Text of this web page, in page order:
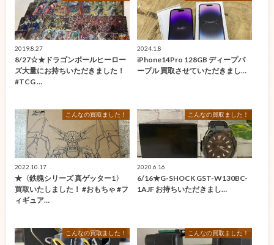
2019.8.27
8/27☆★ドラゴンボールヒーロー
ズ大量にお持ちいただきました！
#TCG …
2024.1.8
iPhone14Pro 128GB ディープパ
ープル 買取させていただきまし…
こんなの買取ました！
2022.10.17
★〈鉄魄シリーズ 真ゲッター1〉
買取いたしました！ #おもちゃ #フ
ィギュア…
こんなの買取ました！
2020.6.16
6/16★G-SHOCK GST-W130BC-
1AJF お持ちいただきまし…
こんなの買取ました！ こんなの買取ました！